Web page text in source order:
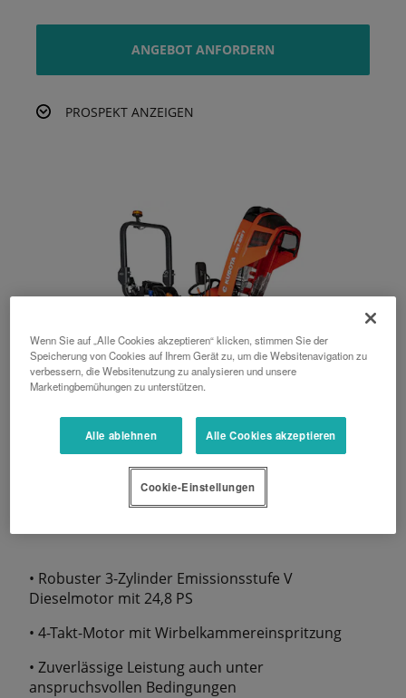
ANGEBOT ANFORDERN
PROSPEKT ANZEIGEN
• Robuster 3-Zylinder Emissionsstufe V
Dieselmotor mit 24,8 PS
• 4-Takt-Motor mit Wirbelkammereinspritzung
• Zuverlässige Leistung auch unter
anspruchsvollen Bedingungen
Wenn Sie auf „Alle Cookies akzeptieren“ klicken, stimmen Sie der
Speicherung von Cookies auf Ihrem Gerät zu, um die Websitenavigation zu
verbessern, die Websitenutzung zu analysieren und unsere
Marketingbemühungen zu unterstützen.
Alle ablehnen Alle Cookies akzeptieren
Cookie-Einstellungen